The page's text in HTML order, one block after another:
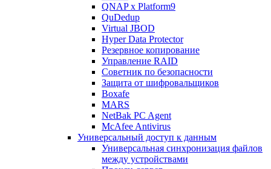
QNAP x Platform9
QuDedup
Virtual JBOD
Hyper Data Protector
Резервное копирование
Управление RAID
Советник по безопасности
Защита от шифровальщиков
Boxafe
MARS
NetBak PC Agent
McAfee Antivirus
Универсальный доступ к данным
Универсальная синхронизация файлов
между устройствами